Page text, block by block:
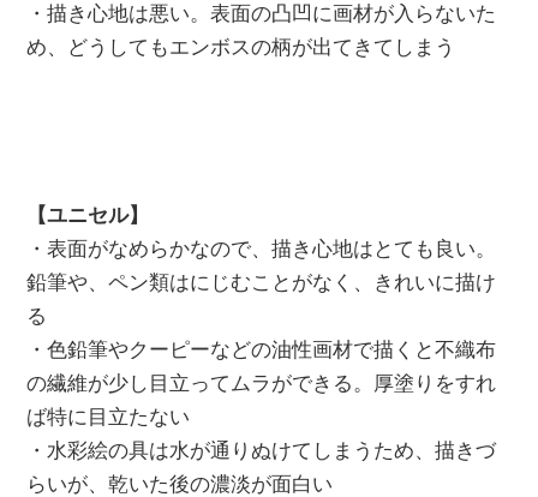
・描き心地は悪い。表面の凸凹に画材が入らないた
め、どうしてもエンボスの柄が出てきてしまう
【ユニセル】
・表面がなめらかなので、描き心地はとても良い。
鉛筆や、ペン類はにじむことがなく、きれいに描け
る
・色鉛筆やクーピーなどの油性画材で描くと不織布
の繊維が少し目立ってムラができる。厚塗りをすれ
ば特に目立たない
・水彩絵の具は水が通りぬけてしまうため、描きづ
らいが、乾いた後の濃淡が面白い